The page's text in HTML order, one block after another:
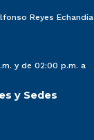
Reyes Echandía
y de 02:00 p.m. a
y Sedes